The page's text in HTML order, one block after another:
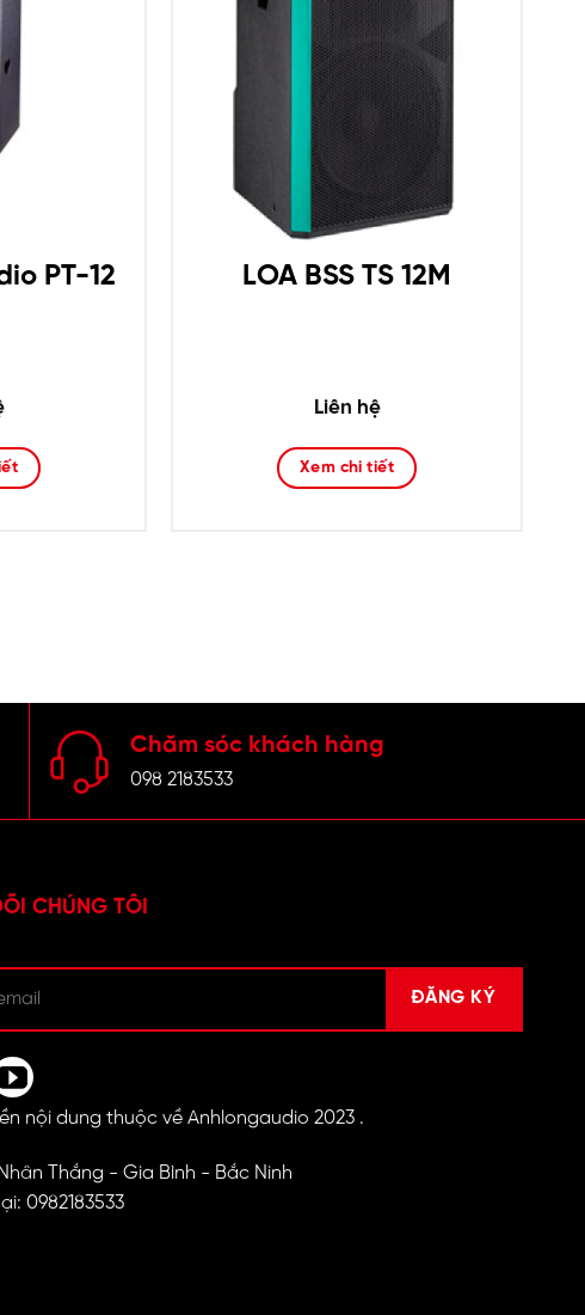
PT-12 LOA BSS TS 12M
Liên hệ
Xem chi tiết
Chăm sóc khách hàng
098 2183533
CHÚNG TÔI
nội dung thuộc về Anhlongaudio 2023 .
Thắng - Gia Bình - Bắc Ninh
0982183533